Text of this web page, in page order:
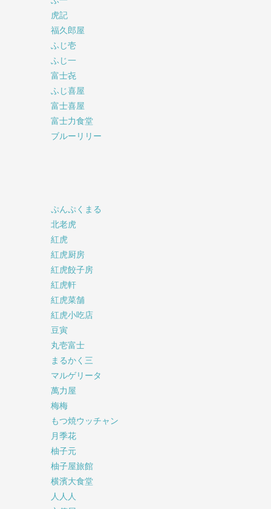
虎記
福久郎屋
ふじ壱
ふじ一
富士㐂
ふじ喜屋
富士喜屋
富士力食堂
ブルーリリー
ぷんぷくまる
北老虎
紅虎
紅虎厨房
紅虎餃子房
紅虎軒
紅虎菜舗
紅虎小吃店
豆寅
丸壱富士
まるかく三
マルゲリータ
萬力屋
梅梅
もつ焼ウッチャン
月季花
柚子元
柚子屋旅館
横濱大食堂
人人人